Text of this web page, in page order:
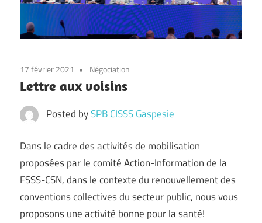
17 février 2021 Négociation
Lettre aux voisins
Posted bySPB CISSS Gaspesie
Dans le cadre des activités de mobilisation
proposées par le comité Action-Information de la
FSSS-CSN, dans le contexte du renouvellement des
conventions collectives du secteur public, nous vous
proposons une activité bonne pour la santé!